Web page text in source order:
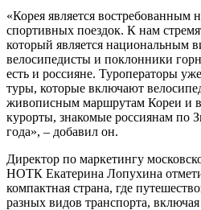
«Корея является востребованным
спортивных поездок. К нам
который является национальным
велосипедисты и поклонники
есть и россияне. Туроператоры
туры, которые включают
живописным маршрутам Кореи и
курорты, знакомые россиянам по
года», – добавил он.
Директор по маркетингу
НОТК Екатерина Лопухина
компактная страна, где
разных видов транспорта,